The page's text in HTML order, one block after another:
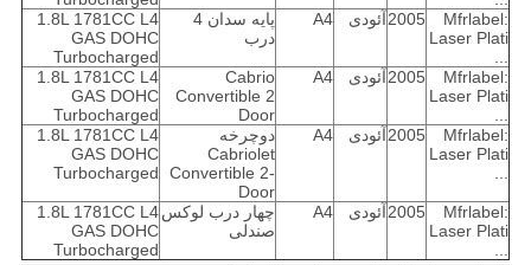
Mfrlabel:
Laser Plati
...
2005آئودی A4
پایه سدان 4
درب
1.8L 1781CC L4
GAS DOHC
Turbocharged
Mfrlabel:
Laser Plati
...
2005آئودی A4
Cabrio
Convertible 2
Door
1.8L 1781CC L4
GAS DOHC
Turbocharged
Mfrlabel:
Laser Plati
...
2005آئودی A4
دوچرخه
Cabriolet
Convertible 2-
Door
1.8L 1781CC L4
GAS DOHC
Turbocharged
Mfrlabel:
Laser Plati
...
2005آئودی A4
چهار درب لوکس
صندلی
1.8L 1781CC L4
GAS DOHC
Turbocharged